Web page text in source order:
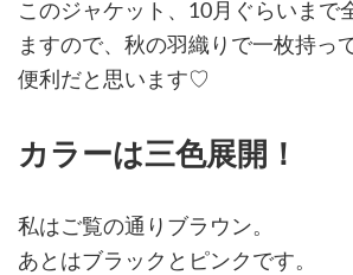
このジャケット、10月ぐらいまで
ますので、秋の羽織りで一枚持っ
便利だと思います♡
カラーは三色展開！
私はご覧の通りブラウン。
あとはブラックとピンクです。